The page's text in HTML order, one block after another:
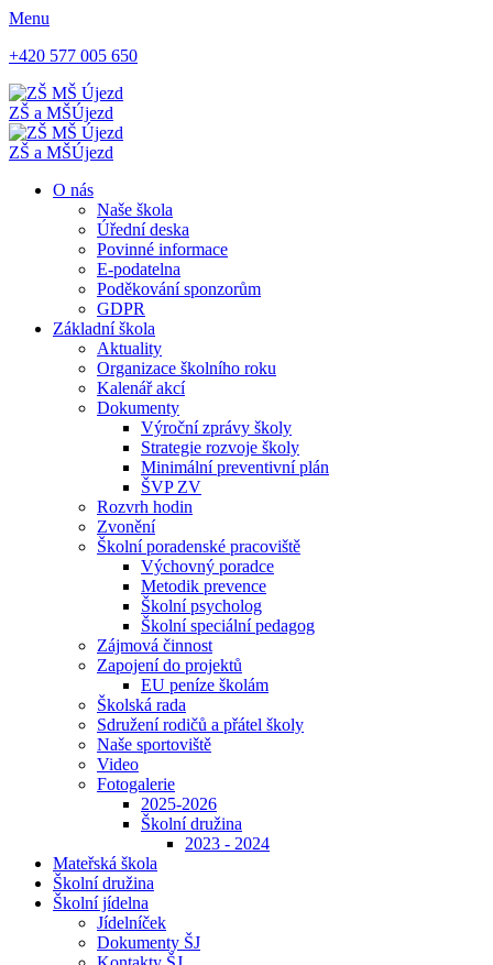
Menu
+420 577 005 650
ZŠ a MŠÚjezd
ZŠ a MŠÚjezd
O nás
Naše škola
Úřední deska
Povinné informace
E-podatelna
Poděkování sponzorům
GDPR
Základní škola
Aktuality
Organizace školního roku
Kalenář akcí
Dokumenty
Výroční zprávy školy
Strategie rozvoje školy
Minimální preventivní plán
ŠVP ZV
Rozvrh hodin
Zvonění
Školní poradenské pracoviště
Výchovný poradce
Metodik prevence
Školní psycholog
Školní speciální pedagog
Zájmová činnost
Zapojení do projektů
EU peníze školám
Školská rada
Sdružení rodičů a přátel školy
Naše sportoviště
Video
Fotogalerie
2025-2026
Školní družina
2023 - 2024
Mateřská škola
Školní družina
Školní jídelna
Jídelníček
Dokumenty ŠJ